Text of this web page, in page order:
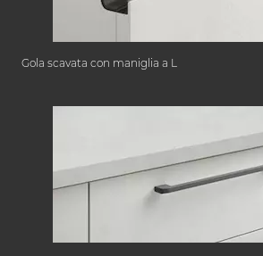
Gola scavata con maniglia a L